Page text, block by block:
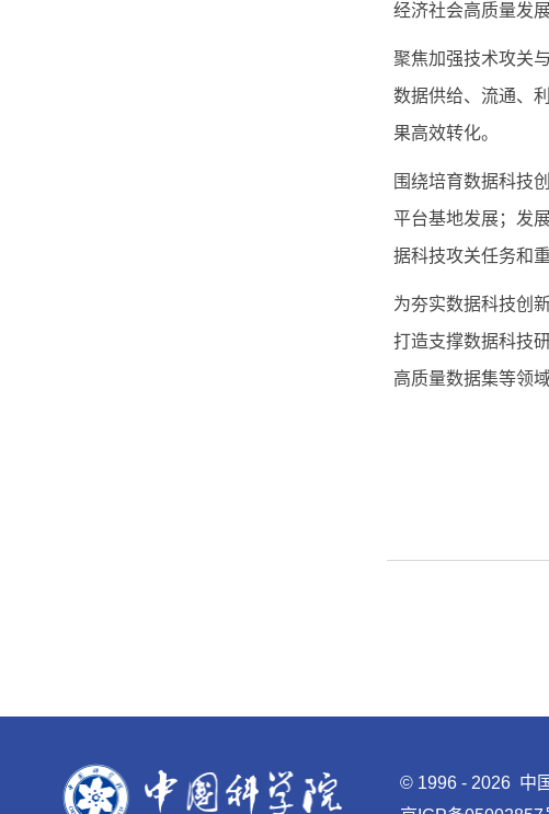
经济社会高质量发
聚焦加强技术攻关
数据供给、流通、
果高效转化。
围绕培育数据科技
平台基地发展；发
据科技攻关任务和
为夯实数据科技创
打造支撑数据科技
高质量数据集等领
© 1996 - 2026 中